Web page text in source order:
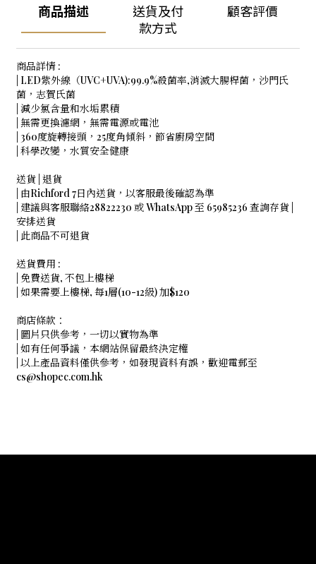
商品描述
送貨及付
款方式
顧客評價
商品詳情 :
| LED紫外線（UVC+UVA):99.9%殺菌率,消滅大腸桿菌，沙門氏
菌，志賀氏菌
| 減少氯含量和水垢累積
| 無需更換濾網，無需電源或電池
| 360度旋轉接頭，25度角傾斜，節省廚房空間
| 科學改變，水質安全健康
送貨 | 退貨
| 由Richford 7日內送貨，以客服最後確認為準
| 建議與客服聯絡28822230 或 WhatsApp 至 65985236 查詢存貨 |
安排送貨
| 此商品不可退貨
送貨費用 :
| 免費送貨, 不包上樓梯
| 如果需要上樓梯, 每1層(10-12級) 加$120
商店條款：
| 圖片只供參考，一切以實物為準
| 如有任何爭議，本網站保留最終決定權
| 以上產品資料僅供參考，如發現資料有誤，歡迎電郵至
cs@shopec.com.hk